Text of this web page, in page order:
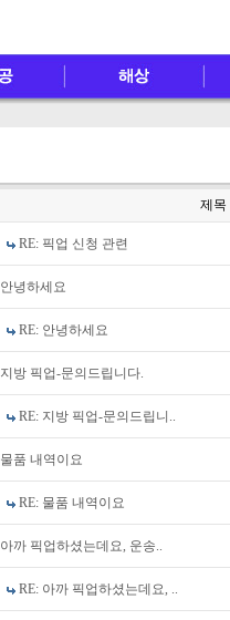
제목
RE: 픽업 신청 관련
안녕하세요
RE: 안녕하세요
지방 픽업-문의드립니다.
RE: 지방 픽업-문의드립니..
물품 내역이요
RE: 물품 내역이요
아까 픽업하셨는데요, 운송..
RE: 아까 픽업하셨는데요, ..